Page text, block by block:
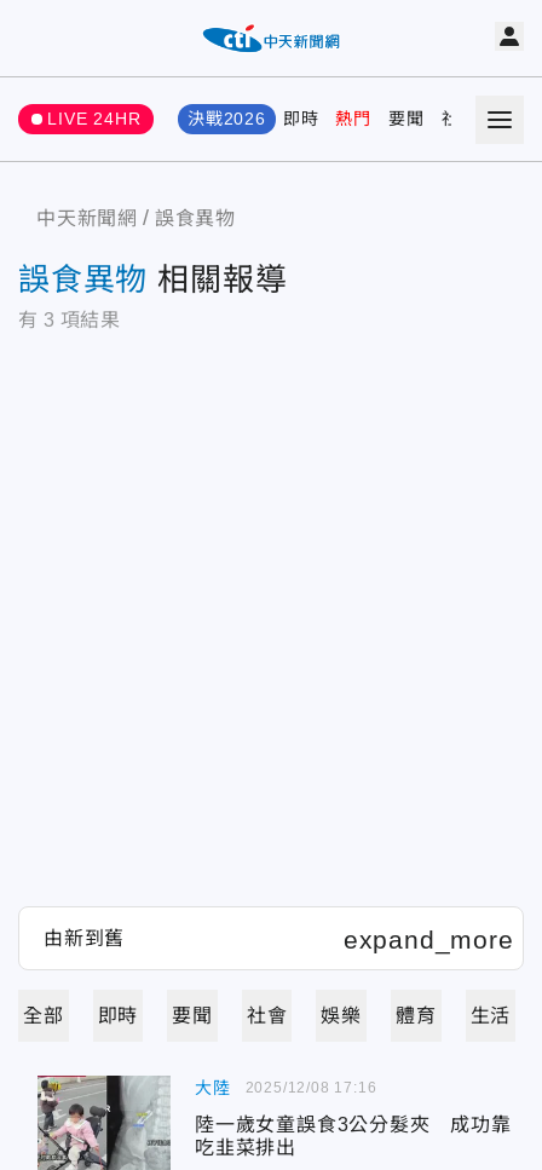
LIVE 24HR 決戰2026 即時 熱門 要聞 社會 娛樂
中天新聞網 誤食異物
誤食異物 相關報導
有 3 項結果
全部 即時 要聞 社會 娛樂 體育 生活
大陸
陸一歲女童誤食3公分髮夾 成功靠
吃韭菜排出
2025/12/08 17:16